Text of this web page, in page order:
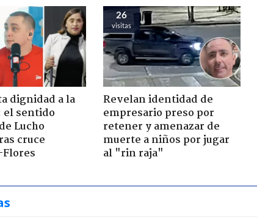
dignidad a la
sentido
Lucho
cruce
26
visitas
Revelan identidad de
empresario preso por
retener y amenazar de
muerte a niños por jugar
al "rin raja"